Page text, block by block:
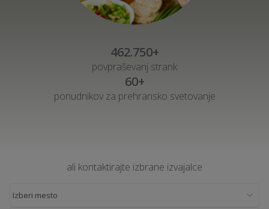
462.750+
povpraševanj strank
60+
ponudnikov za prehransko svetovanje
ali kontaktirajte izbrane izvajalce